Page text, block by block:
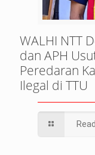
WALHI NTT
dan APH
Peredaran
Ilegal di TTU